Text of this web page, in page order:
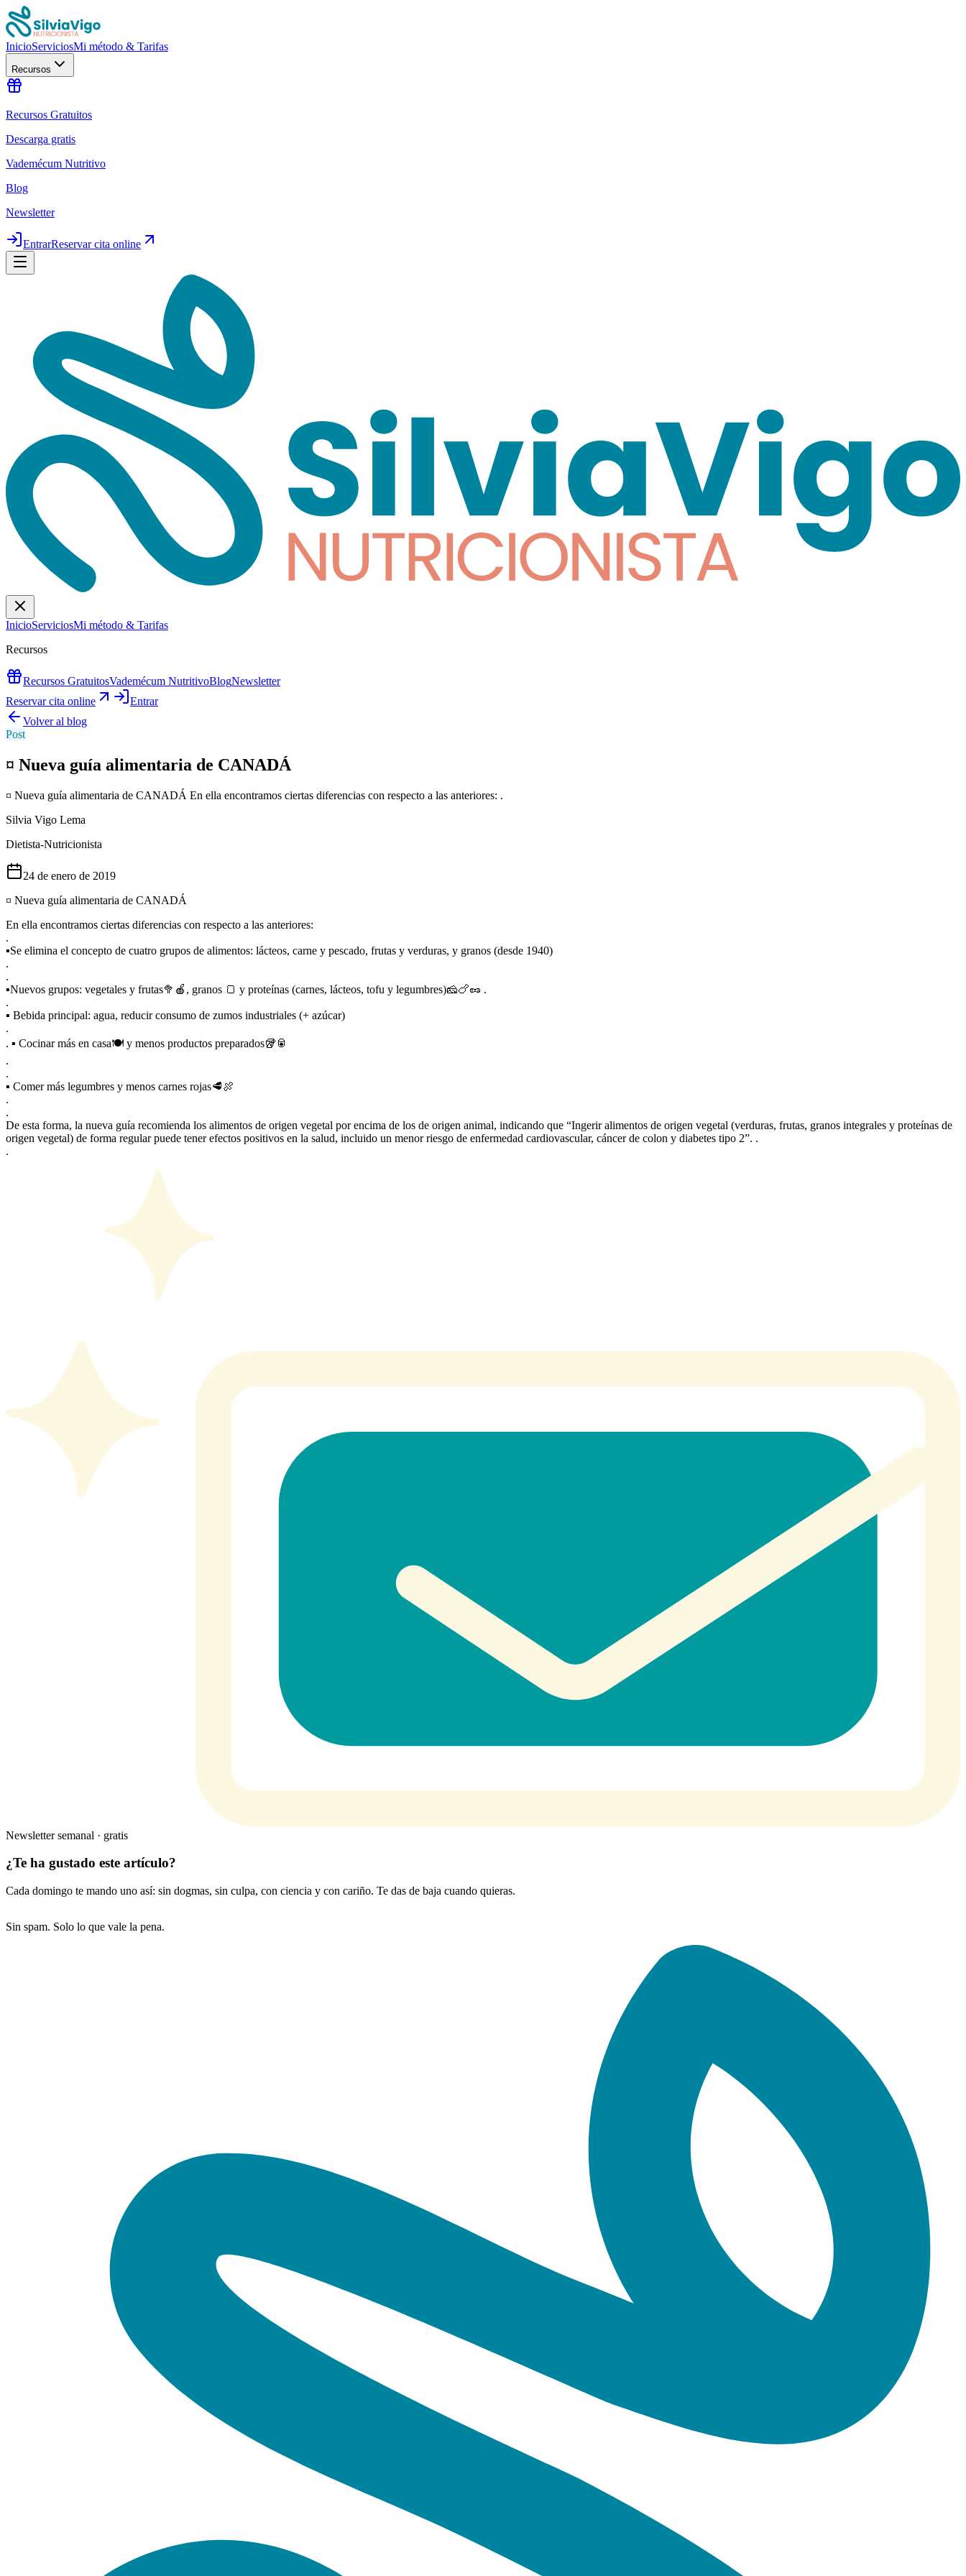
InicioServiciosMi método & Tarifas
Recursos
Recursos Gratuitos
Descarga gratis
Vademécum Nutritivo
Blog
Newsletter
EntrarReservar cita online
InicioServiciosMi método & Tarifas
Recursos
Recursos GratuitosVademécum NutritivoBlogNewsletter
Reservar cita online
Entrar
Volver al blog
Post
¤ Nueva guía alimentaria de CANADÁ
¤ Nueva guía alimentaria de CANADÁ En ella encontramos ciertas diferencias con respecto a las anteriores: .
Silvia Vigo Lema
Dietista-Nutricionista
24 de enero de 2019
¤ Nueva guía alimentaria de CANADÁ
En ella encontramos ciertas diferencias con respecto a las anteriores:
.
▪Se elimina el concepto de cuatro grupos de alimentos: lácteos, carne y pescado, frutas y verduras, y granos (desde 1940)
.
.
▪Nuevos grupos: vegetales y frutas🥦🍎, granos 🍞 y proteínas (carnes, lácteos, tofu y legumbres)🧀🍗🥜 .
.
▪ Bebida principal: agua, reducir consumo de zumos industriales (+ azúcar)
.
. ▪ Cocinar más en casa🍽 y menos productos preparados🥡🥫
.
.
▪ Comer más legumbres y menos carnes rojas🥩🍖
.
.
De esta forma, la nueva guía recomienda los alimentos de origen vegetal por encima de los de origen animal, indicando que “Ingerir alimentos de origen vegetal (verduras, frutas, granos integrales y proteínas de
origen vegetal) de forma regular puede tener efectos positivos en la salud, incluido un menor riesgo de enfermedad cardiovascular, cáncer de colon y diabetes tipo 2”. .
.
Newsletter semanal · gratis
¿Te ha gustado este artículo?
Cada domingo te mando uno así: sin dogmas, sin culpa, con ciencia y con cariño. Te das de baja cuando quieras.
Sin spam. Solo lo que vale la pena.